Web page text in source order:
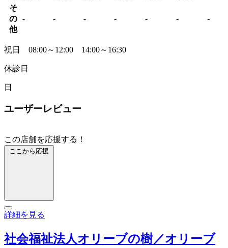
そ
の
他
- - - - - - -
祝日 08:00～12:00 14:00～16:30
休診日
日
ユーザーレビュー
この店舗を応援する！
ここから応援
詳細を見る
社会福祉法人オリーブの樹／オリーブ